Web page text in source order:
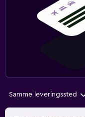
Samme leveringssted